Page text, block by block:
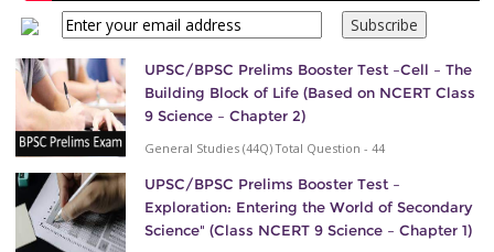
UPSC/BPSC Prelims Booster Test –Cell – The
Building Block of Life (Based on NCERT Class
9 Science – Chapter 2)
General Studies (44Q) Total Question - 44
UPSC/BPSC Prelims Booster Test –
Exploration: Entering the World of Secondary
Science" (Class NCERT 9 Science – Chapter 1)